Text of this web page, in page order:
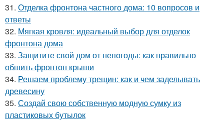
31. Отделка фронтона частного дома: 10 вопросов и
ответы
32. Мягкая кровля: идеальный выбор для отделок
фронтона дома
33. Защитите свой дом от непогоды: как правильно
обшить фронтон крыши
34. Решаем проблему трещин: как и чем заделывать
древесину
35. Создай свою собственную модную сумку из
пластиковых бутылок